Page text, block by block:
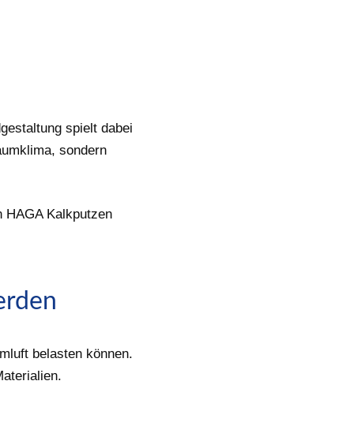
spielt dabei
sondern
HAGA Kalkputzen
belasten können.